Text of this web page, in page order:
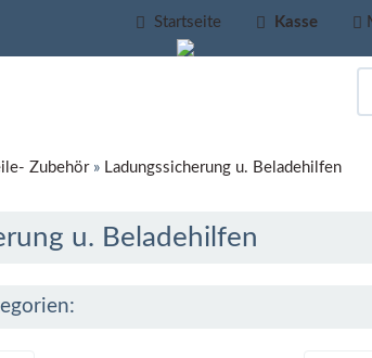
Startseite Kasse
Zubehör» Ladungssicherung u. Beladehilfen
u. Beladehilfen